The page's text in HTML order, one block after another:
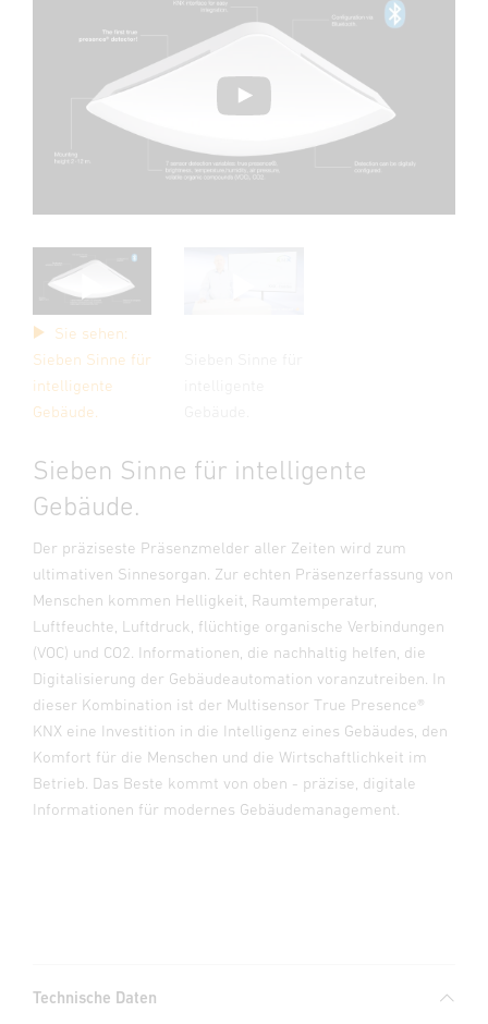
Sie sehen:
Sieben Sinne für
intelligente
Gebäude.
Sieben Sinne für intelligente
Gebäude.
Der präziseste Präsenzmelder aller Zeiten wird zum
ultimativen Sinnesorgan. Zur echten Präsenzerfassung von
Menschen kommen Helligkeit, Raumtemperatur,
Luftfeuchte, Luftdruck, flüchtige organische Verbindungen
(VOC) und CO2. Informationen, die nachhaltig helfen, die
Digitalisierung der Gebäudeautomation voranzutreiben. In
dieser Kombination ist der Multisensor True Presence®
KNX eine Investition in die Intelligenz eines Gebäudes, den
Komfort für die Menschen und die Wirtschaftlichkeit im
Betrieb. Das Beste kommt von oben - präzise, digitale
Informationen für modernes Gebäudemanagement.
Technische Daten